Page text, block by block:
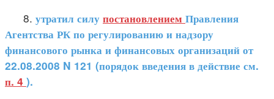
8. утратил силу постановлением Правления
Агентства РК по регулированию и надзору
финансового рынка и финансовых организаций от
22.08.2008 N 121 (порядок введения в действие см.
п. 4 ).